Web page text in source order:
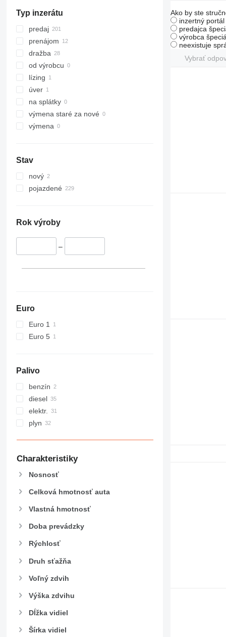
SXD
SXH
Typ inzerátu
predaj
prenájom
dražba
od výrobcu
lízing
úver
na splátky
výmena staré za nové
výmena
Stav
nový
pojazdené
Rok výroby
–
Euro
Euro 1
Euro 5
Palivo
benzín
diesel
elektr.
plyn
Charakteristiky
Nosnosť
Celková hmotnosť auta
Vlastná hmotnosť
Doba prevádzky
Rýchlosť
Druh sťažňa
Voľný zdvih
Výška zdvihu
Dĺžka vidiel
Šírka vidiel
Ako by ste
inzertný
predajca
výrobca
neexistuje
Vybrať